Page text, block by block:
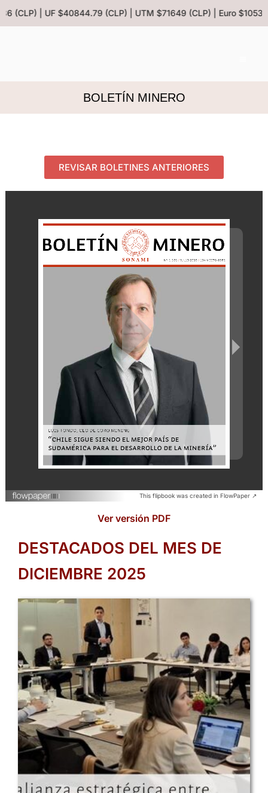
| UF $40844.79 (CLP) | UTM $71649 (CLP) | Euro
BOLETÍN MINERO
REVISAR BOLETINES ANTERIORES
This flipbook was created in FlowPaper ↗
Ver versión PDF
DESTACADOS DEL MES DE
DICIEMBRE 2025